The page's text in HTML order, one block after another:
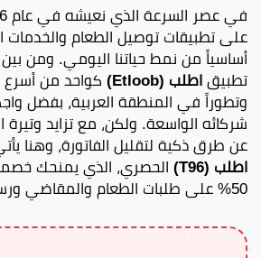
على تطبيقات توصيل الطعام والخدمات
أساسياً من نمط حياتنا اليومي. ومن
تطبيقاطلب (Etloob) كواحد من أسرع
وتطوراً في المنطقة العربية، بفضل
شركائه الواسعة. ولكن، مع تزايد
عن طرق ذكية لتقليل الفاتورة، وهنا
اطلب (T96) الحصري، الذي يمنحك
50% على طلبات الطعام والمقاضي ورسوم التوصيل.